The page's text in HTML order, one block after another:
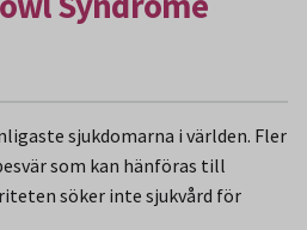
sjukdomarna i världen. Fler
som kan hänföras till
söker inte sjukvård för